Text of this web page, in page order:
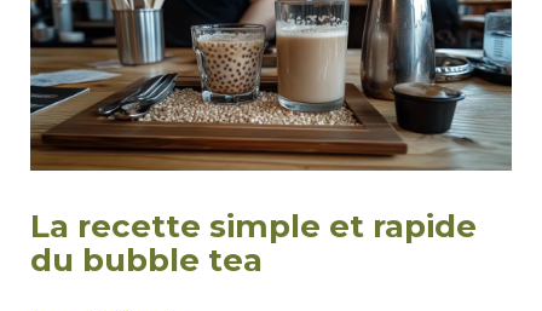
La recette simple et rapide
du bubble tea